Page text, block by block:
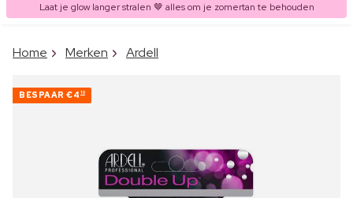
Laat je glow langer stralen 🤎 alles om je zomertan te behouden
ITEM TOEGEVOEGD AAN
Home Merken Ardell
BESPAAR €4 10